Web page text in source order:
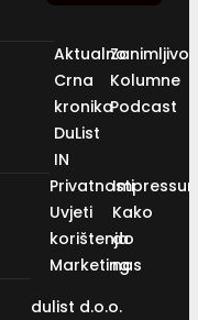
Aktualno
Crna
kronika
DuList
IN
Kolumne
Podcast
Privatnosti
Uvjeti
korištenja
Marketing
Kako
do
nas
dulist d.o.o.